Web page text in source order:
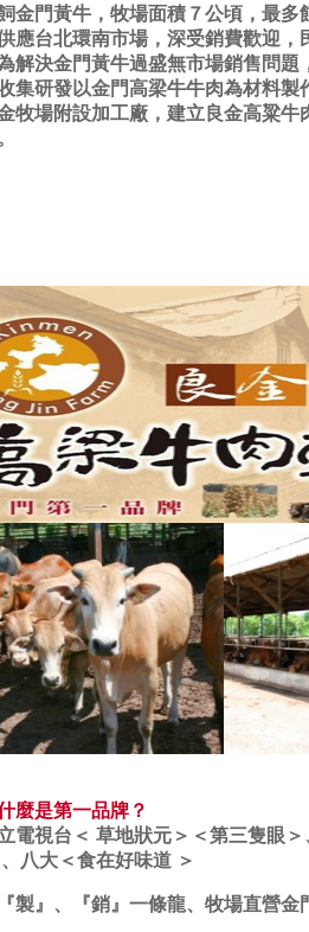
金門黃牛，牧場面積７公頃，最多
應台北環南市場，深受銷費歡迎，
解決金門黃牛過盛無市場銷售問
集研發以金門高梁牛牛肉為材料製
牧場附設加工廠，建立良金高粱牛
麼是第一品牌？
電視台＜ 草地狀元＞＜第三隻眼
八大＜食在好味道 ＞
製』、『銷』一條龍、牧場直營金